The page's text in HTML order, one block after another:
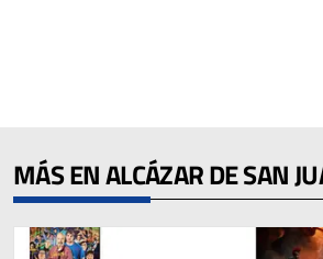
MÁS EN ALCÁZAR DE SAN